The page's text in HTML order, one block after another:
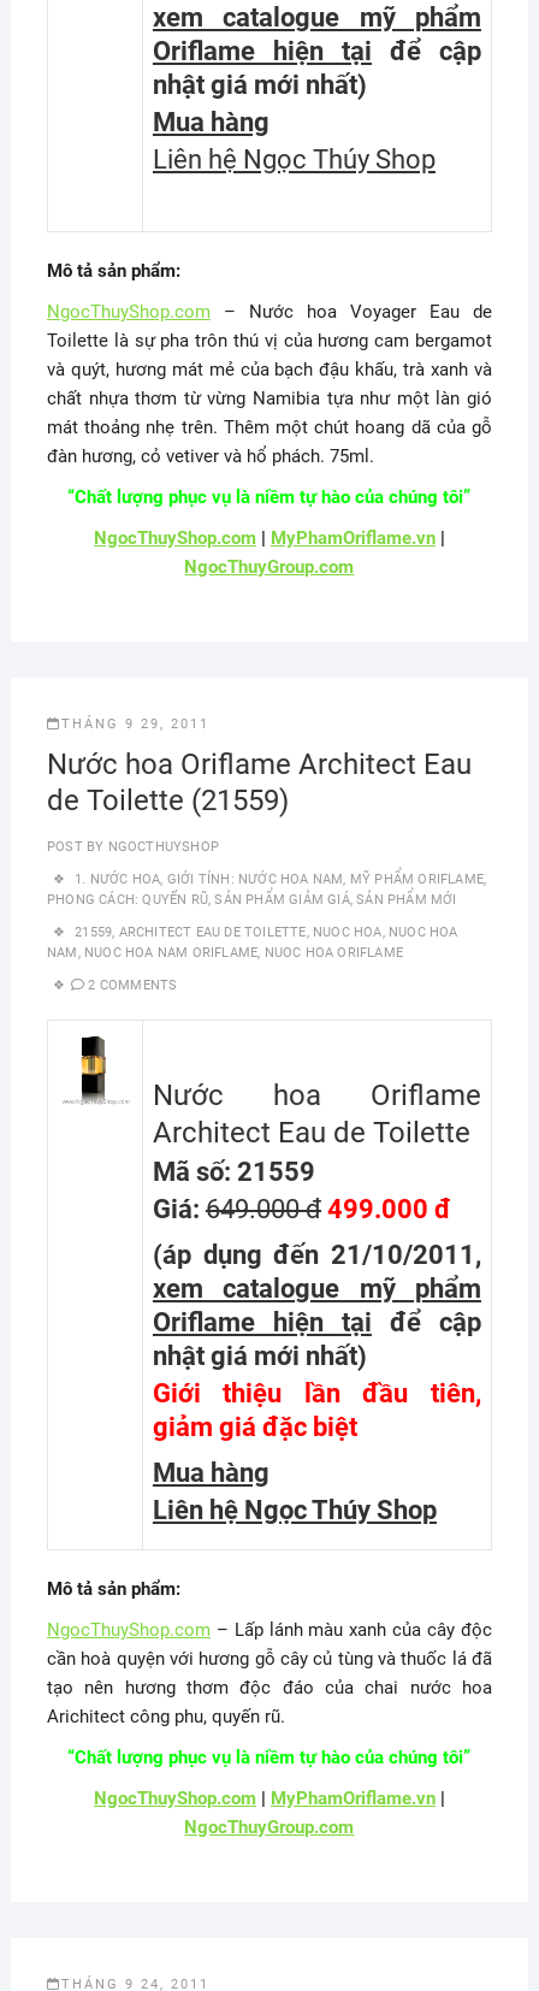
xem catalogue mỹ phẩm
Oriflame hiện tại
để cập
nhật giá mới nhất)
Mua hàng
Liên hệ Ngọc Thúy Shop
Mô tả sản phẩm:
NgocThuyShop.com– Nước hoa Voyager Eau de
Toilette là sự pha trôn thú vị của hương cam bergamot
và quýt, hương mát mẻ của bạch đậu khấu, trà xanh và
chất nhựa thơm từ vừng Namibia tựa như một làn gió
mát thoảng nhẹ trên. Thêm một chút hoang dã của gỗ
đàn hương, cỏ vetiver và hổ phách. 75ml.
“Chất lượng phục vụ là niềm tự hào của chúng tôi”
NgocThuyShop.com| MyPhamOriflame.vn|
NgocThuyGroup.com
THÁNG 9 29, 2011
Nước hoa Oriflame Architect Eau
de Toilette (21559)
POST BY NGOCTHUYSHOP
1. NƯỚC HOA, GIỚI TÍNH: NƯỚC HOA NAM, MỸ PHẨM ORIFLAME,
PHONG CÁCH: QUYẾN RŨ,SẢN PHẨM GIẢM GIÁ,SẢN PHẨM MỚI
21559, ARCHITECT EAU DE TOILETTE, NUOC HOA, NUOC HOA
NAM, NUOC HOA NAM ORIFLAME, NUOC HOA ORIFLAME
2 COMMENTS
Nước hoa Oriflame
Architect Eau de Toilette
Mã số: 21559
Giá: 649.000 đ499.000 đ
(áp dụng đến 21/10/2011,
xem catalogue mỹ phẩm
Oriflame hiện tại
để cập
nhật giá mới nhất)
Giới thiệu lần đầu tiên,
giảm giá đặc biệt
Mua hàng
Liên hệ Ngọc Thúy Shop
Mô tả sản phẩm:
NgocThuyShop.com– Lấp lánh màu xanh của cây độc
cần hoà quyện với hương gỗ cây củ tùng và thuốc lá đã
tạo nên hương thơm độc đáo của chai nước hoa
Arichitect công phu, quyến rũ.
“Chất lượng phục vụ là niềm tự hào của chúng tôi”
NgocThuyShop.com| MyPhamOriflame.vn|
NgocThuyGroup.com
THÁNG 9 24, 2011